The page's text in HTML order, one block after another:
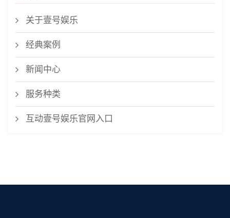
关于壹号娱乐
经典案例
新闻中心
服务种类
互动壹号娱乐官网入口